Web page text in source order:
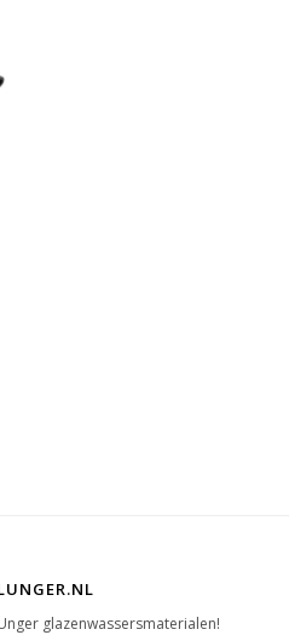
glazenwassersmaterialen!